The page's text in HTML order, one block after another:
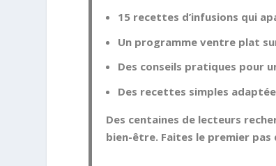
15 recettes d’infusions qui
Un programme ventre plat
Des conseils pratiques pour
Des recettes simples
Des centaines de lecteurs
bien-être. Faites le premier pas